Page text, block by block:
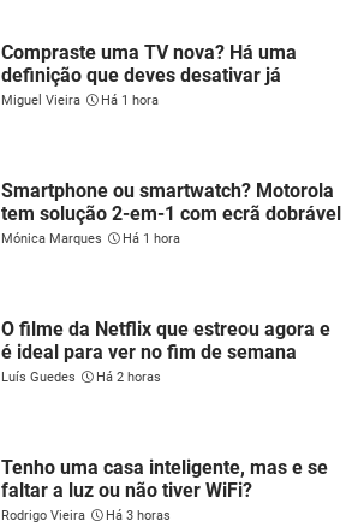
Compraste uma TV nova? Há uma
definição que deves desativar já
Miguel Vieira Há 1 hora
Smartphone ou smartwatch? Motorola
tem solução 2-em-1 com ecrã dobrável
Mónica Marques Há 1 hora
O filme da Netflix que estreou agora e
é ideal para ver no fim de semana
Luís Guedes Há 2 horas
Tenho uma casa inteligente, mas e se
faltar a luz ou não tiver WiFi?
Rodrigo Vieira Há 3 horas